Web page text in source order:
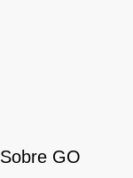
Sobre GO